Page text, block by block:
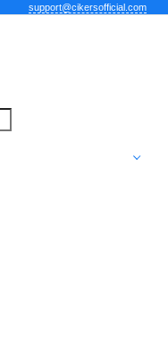
support@cikersofficial.com